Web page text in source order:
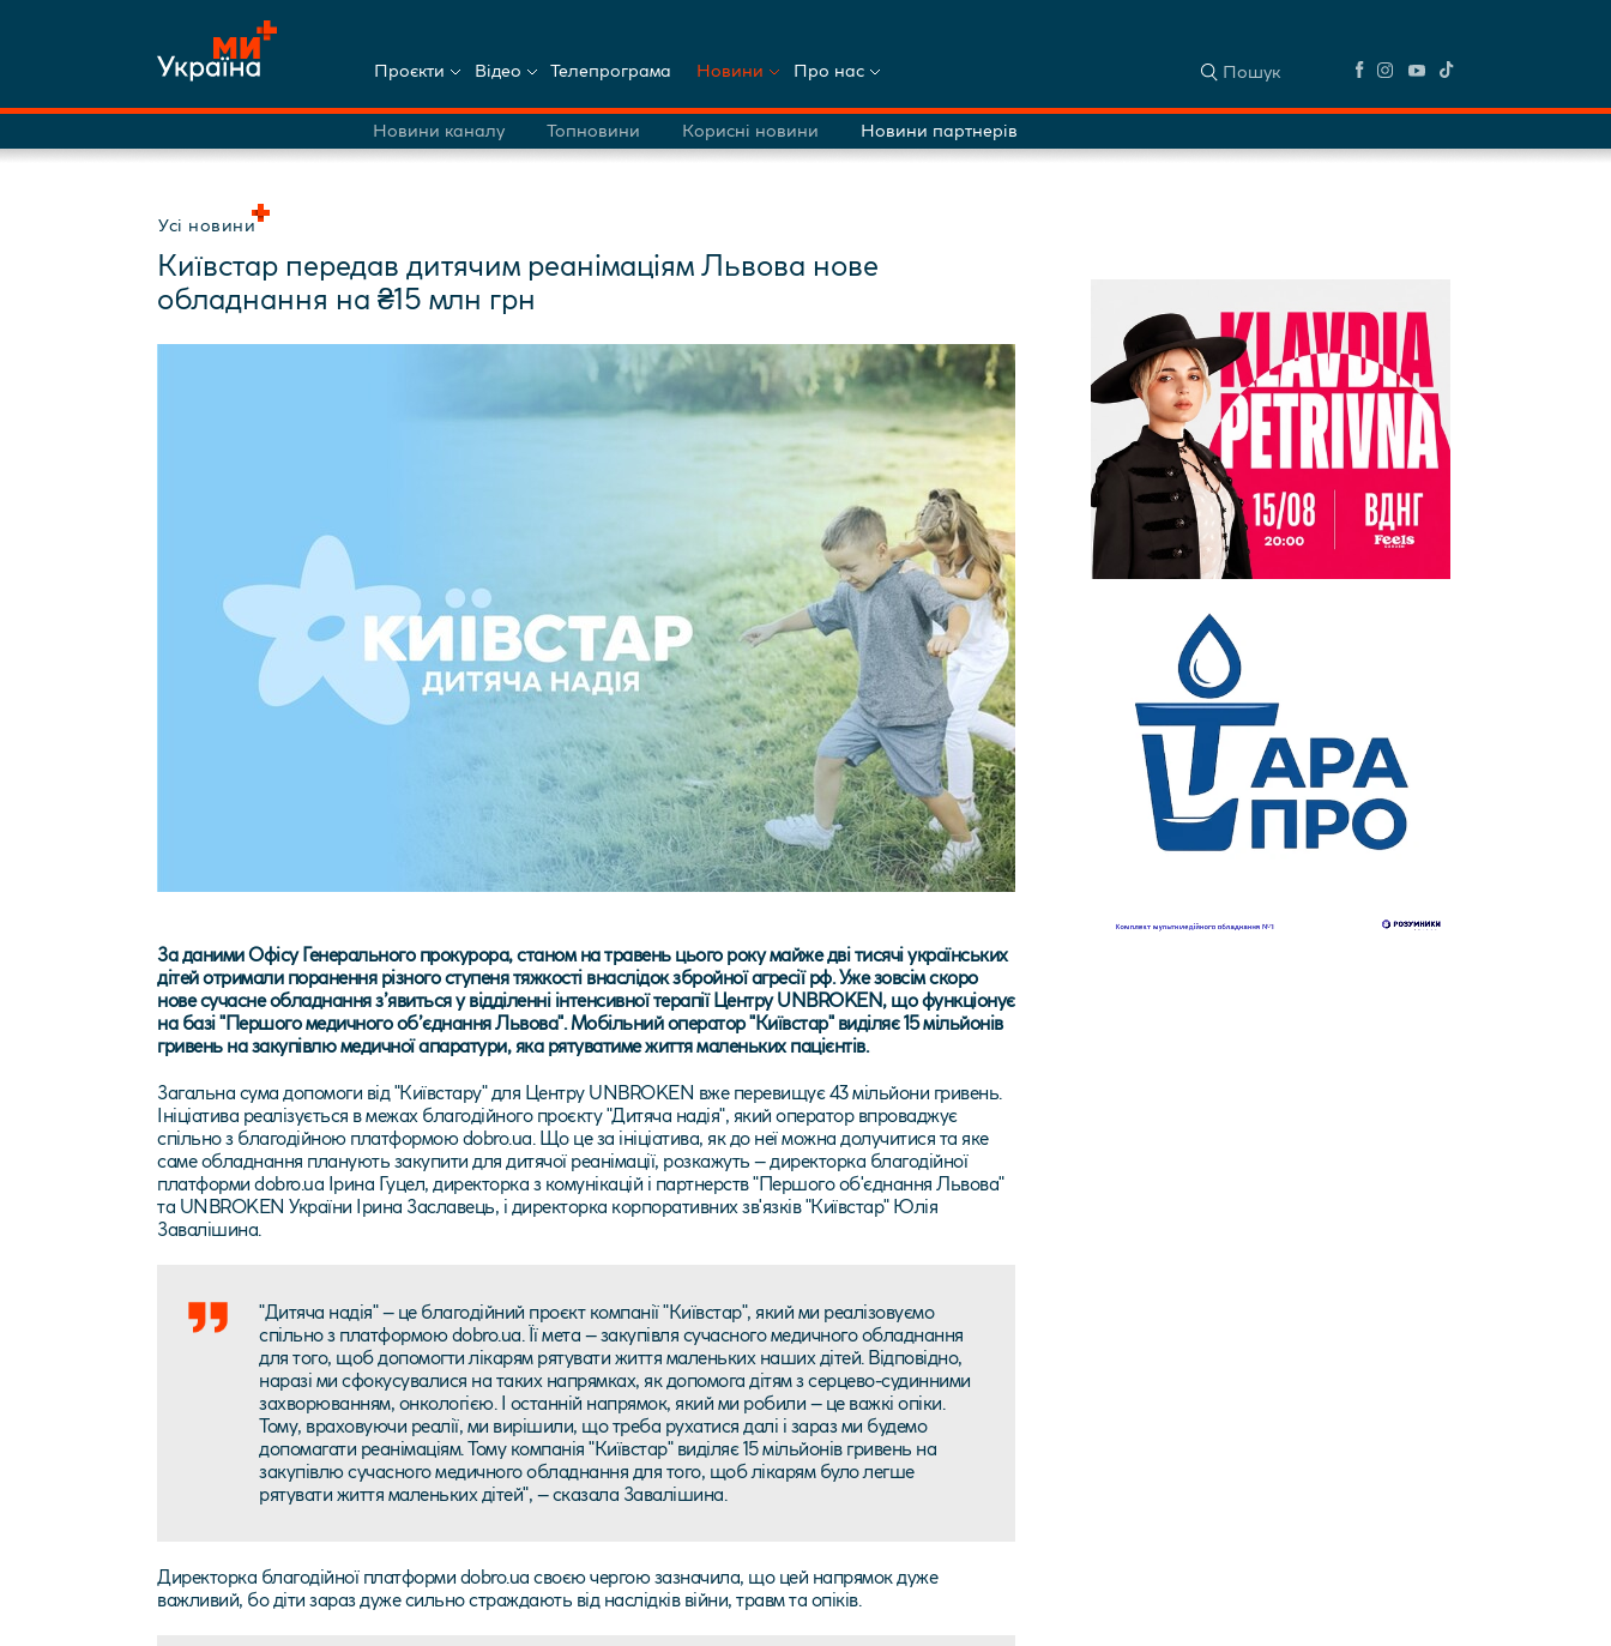
Проєкти Відео Телепрограма Новини Про нас Пошук
Новини каналу Топновини Корисні новини Новини партнерів
Київстар передав дитячим реанімаціям Львова нове
обладнання на ₴15 млн грн
Усі новини
За даними Офісу Генерального прокурора, станом на травень цього року майже дві тисячі українських
дітей отримали поранення різного ступеня тяжкості внаслідок збройної агресії рф. Уже зовсім скоро
нове сучасне обладнання з’явиться у відділенні інтенсивної терапії Центру UNBROKEN, що функціонує
на базі "Першого медичного об’єднання Львова". Мобільний оператор "Київстар" виділяє 15 мільйонів
гривень на закупівлю медичної апаратури, яка рятуватиме життя маленьких пацієнтів.
Загальна сума допомоги від "Київстару" для Центру UNBROKEN вже перевищує 43 мільйони гривень.
Ініціатива реалізується в межах благодійного проєкту "Дитяча надія", який оператор впроваджує
спільно з благодійною платформоюdobro.ua. Що це за ініціатива, як до неї можна долучитися та яке
саме обладнання планують закупити для дитячої реанімації, розкажуть – директорка благодійної
платформи dobro.ua Ірина Гуцел, директорка з комунікацій і партнерств "Першого об'єднання Львова"
та UNBROKEN України Ірина Заславець, і директорка корпоративних зв'язків "Київстар" Юлія
Завалішина.
"Дитяча надія" – це благодійний проєкт компанії "Київстар", який ми реалізовуємо
спільно з платформоюdobro.ua. Її мета – закупівля сучасного медичного обладнання
для того, щоб допомогти лікарям рятувати життя маленьких наших дітей. Відповідно,
наразі ми сфокусувалися на таких напрямках, як допомога дітям з серцево-судинними
захворюванням, онкологією. І останній напрямок, який ми робили – це важкі опіки.
Тому, враховуючи реалії, ми вирішили, що треба рухатися далі і зараз ми будемо
допомагати реанімаціям. Тому компанія "Київстар" виділяє 15 мільйонів гривень на
закупівлю сучасного медичного обладнання для того, щоб лікарям було легше
рятувати життя маленьких дітей", – сказала Завалішина.
Директорка благодійної платформи dobro.ua своєю чергою зазначила, що цей напрямок дуже
важливий, бо діти зараз дуже сильно страждають від наслідків війни, травм та опіків.